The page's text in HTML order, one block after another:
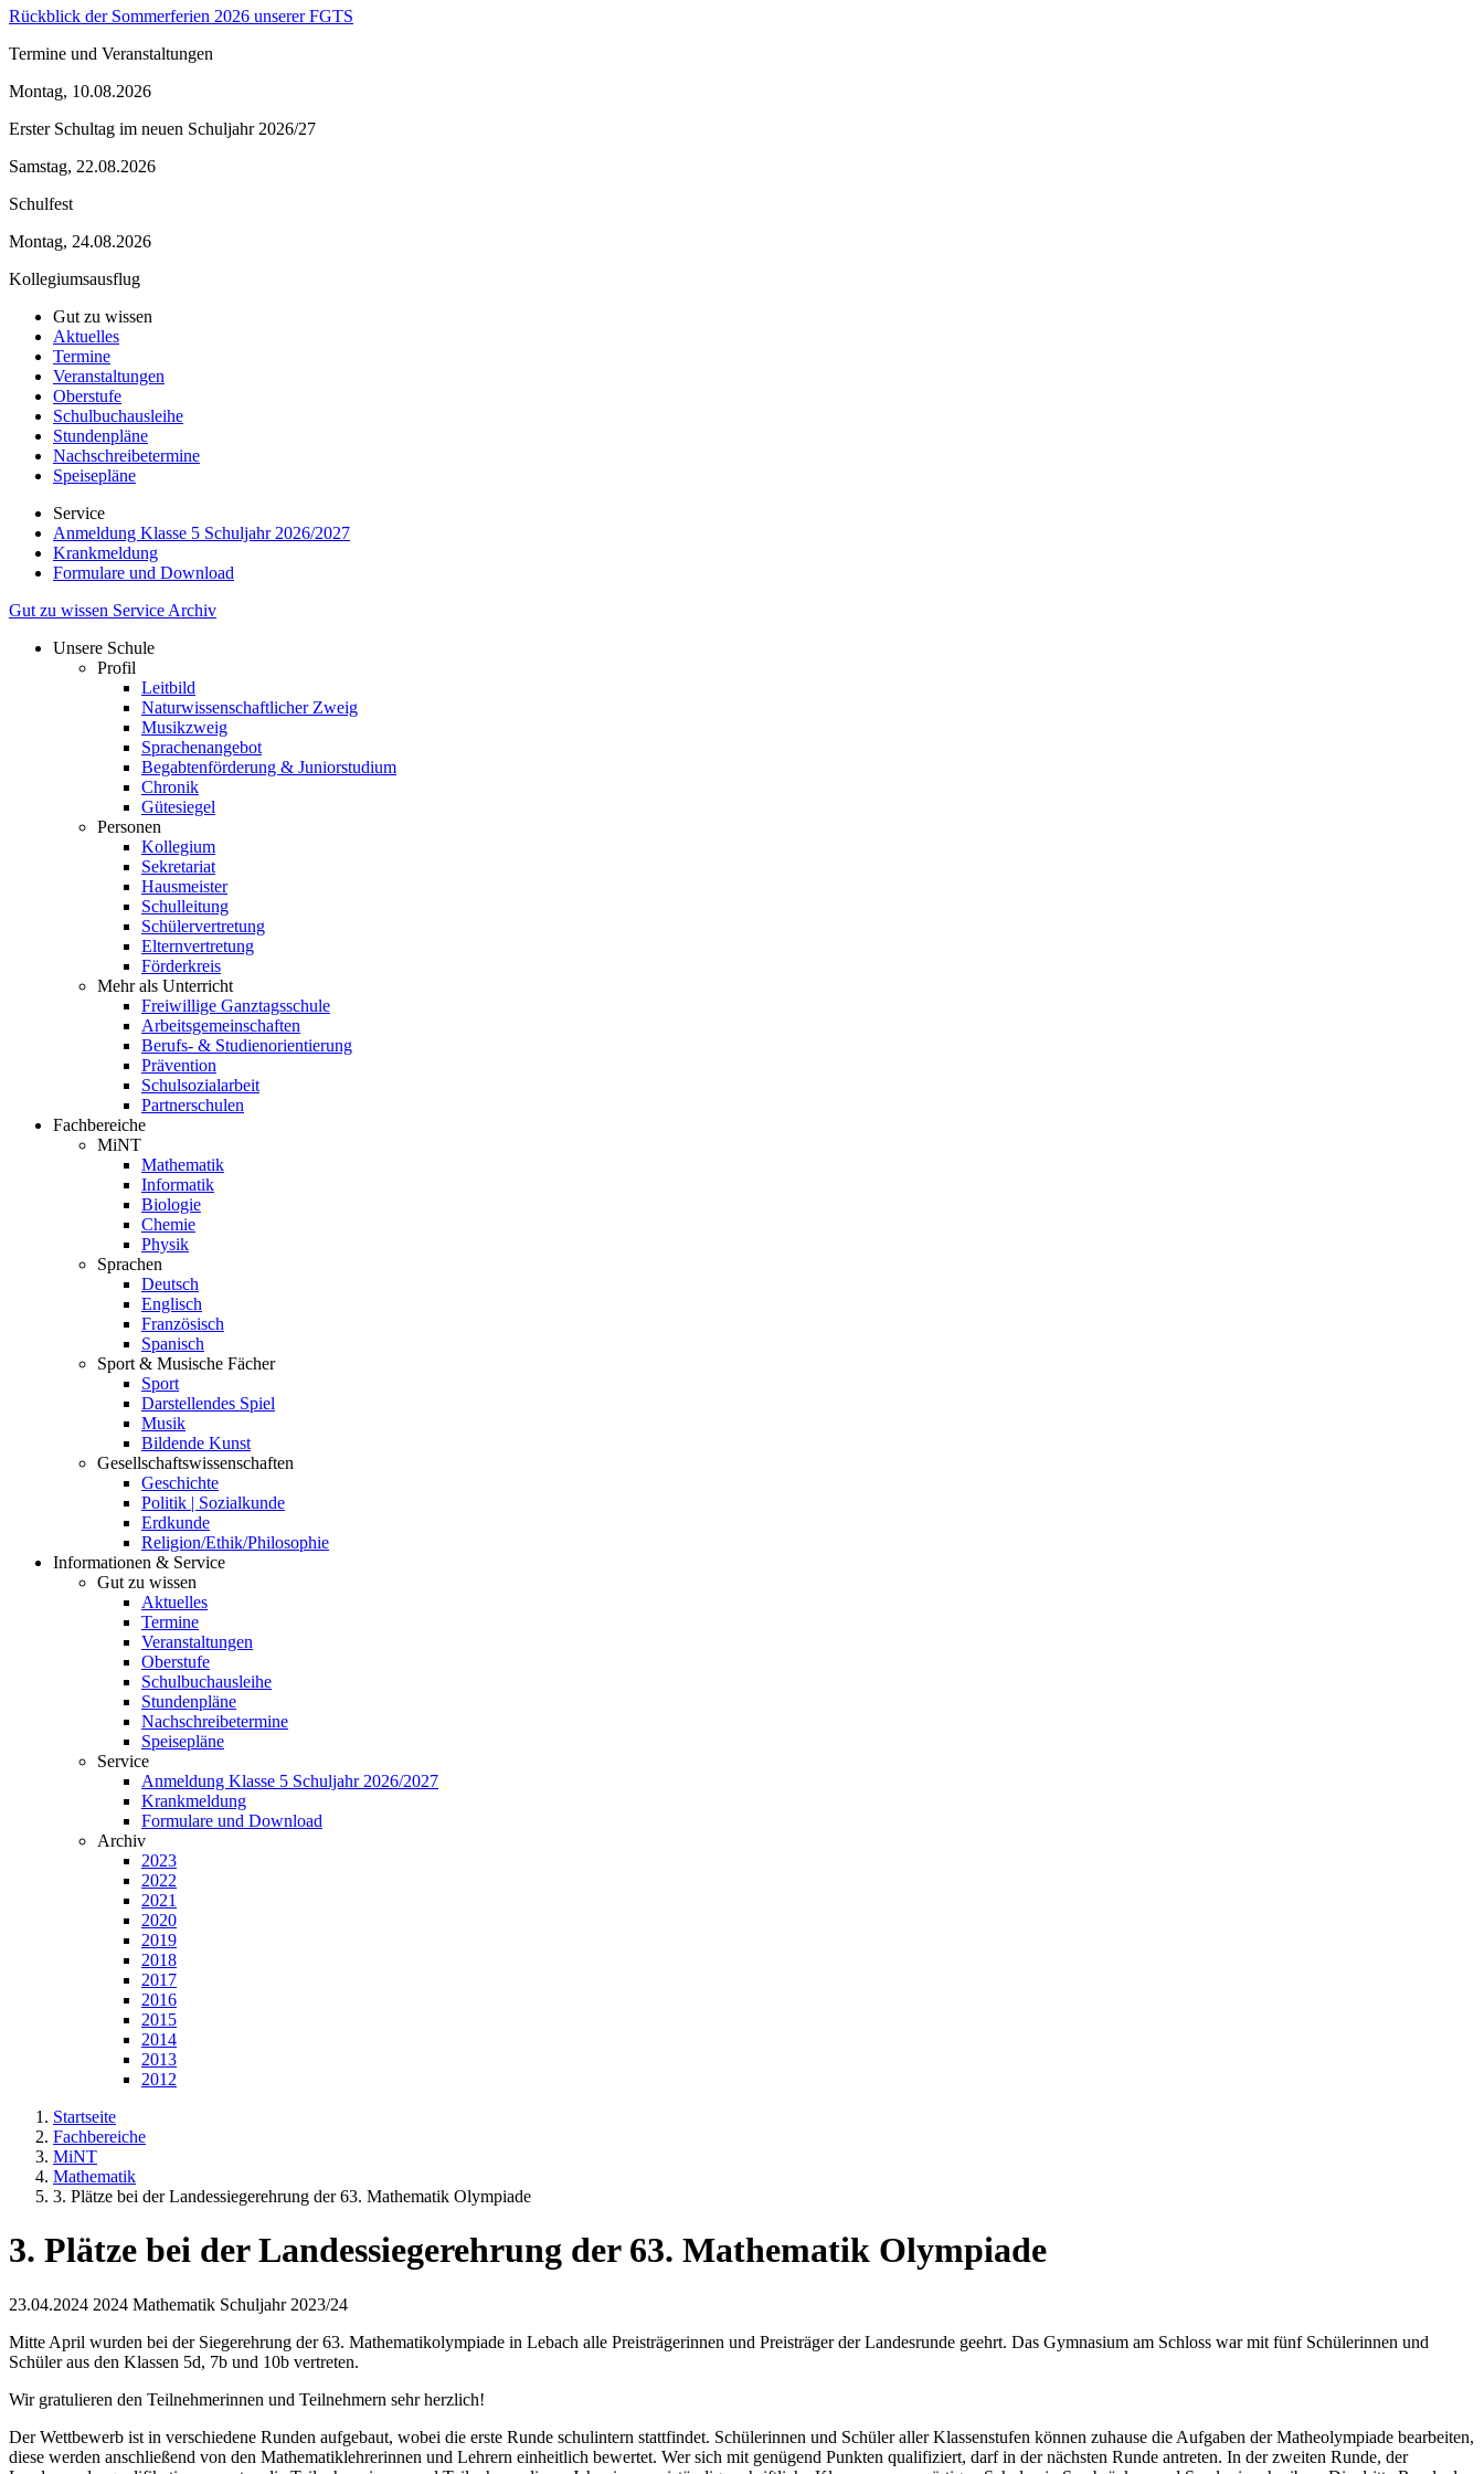
Rückblick der Sommerferien 2026 unserer FGTS
Termine und Veranstaltungen
Montag, 10.08.2026
Erster Schultag im neuen Schuljahr 2026/27
Samstag, 22.08.2026
Schulfest
Montag, 24.08.2026
Kollegiumsausflug
Gut zu wissen
Aktuelles
Termine
Veranstaltungen
Oberstufe
Schulbuchausleihe
Stundenpläne
Nachschreibetermine
Speisepläne
Service
Anmeldung Klasse 5 Schuljahr 2026/2027
Krankmeldung
Formulare und Download
Gut zu wissen Service Archiv
Unsere Schule
Profil
Leitbild
Naturwissenschaftlicher Zweig
Musikzweig
Sprachenangebot
Begabtenförderung & Juniorstudium
Chronik
Gütesiegel
Personen
Kollegium
Sekretariat
Hausmeister
Schulleitung
Schülervertretung
Elternvertretung
Förderkreis
Mehr als Unterricht
Freiwillige Ganztagsschule
Arbeitsgemeinschaften
Berufs- & Studienorientierung
Prävention
Schulsozialarbeit
Partnerschulen
Fachbereiche
MiNT
Mathematik
Informatik
Biologie
Chemie
Physik
Sprachen
Deutsch
Englisch
Französisch
Spanisch
Sport & Musische Fächer
Sport
Darstellendes Spiel
Musik
Bildende Kunst
Gesellschaftswissenschaften
Geschichte
Politik | Sozialkunde
Erdkunde
Religion/Ethik/Philosophie
Informationen & Service
Gut zu wissen
Aktuelles
Termine
Veranstaltungen
Oberstufe
Schulbuchausleihe
Stundenpläne
Nachschreibetermine
Speisepläne
Service
Anmeldung Klasse 5 Schuljahr 2026/2027
Krankmeldung
Formulare und Download
Archiv
2023
2022
2021
2020
2019
2018
2017
2016
2015
2014
2013
2012
Startseite
Fachbereiche
MiNT
Mathematik
3. Plätze bei der Landessiegerehrung der 63. Mathematik Olympiade
3. Plätze bei der Landessiegerehrung der 63. Mathematik Olympiade
23.04.2024 2024 Mathematik Schuljahr 2023/24
Mitte April wurden bei der Siegerehrung der 63. Mathematikolympiade in Lebach alle Preisträgerinnen und Preisträger der Landesrunde geehrt. Das Gymnasium am Schloss war mit fünf Schülerinnen und
Schüler aus den Klassen 5d, 7b und 10b vertreten.
Wir gratulieren den Teilnehmerinnen und Teilnehmern sehr herzlich!
Der Wettbewerb ist in verschiedene Runden aufgebaut, wobei die erste Runde schulintern stattfindet. Schülerinnen und Schüler aller Klassenstufen können zuhause die Aufgaben der Matheolympiade bearbeiten,
diese werden anschließend von den Mathematiklehrerinnen und Lehrern einheitlich bewertet. Wer sich mit genügend Punkten qualifiziert, darf in der nächsten Runde antreten. In der zweiten Runde, der